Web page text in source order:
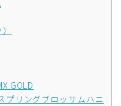
GOLD
リングブロッサムハニ